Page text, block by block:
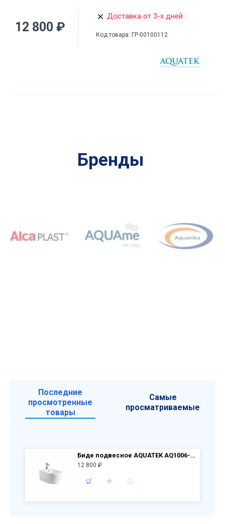
12 800 ₽
Доставка от 3-х дней
Код товара: ГР-00100112
Бренды
Последние
просмотренные
товары
Самые
просматриваемые
Биде подвесное AQUATEK AQ1006-00 Европа 535*360*250 мм
12 800 ₽